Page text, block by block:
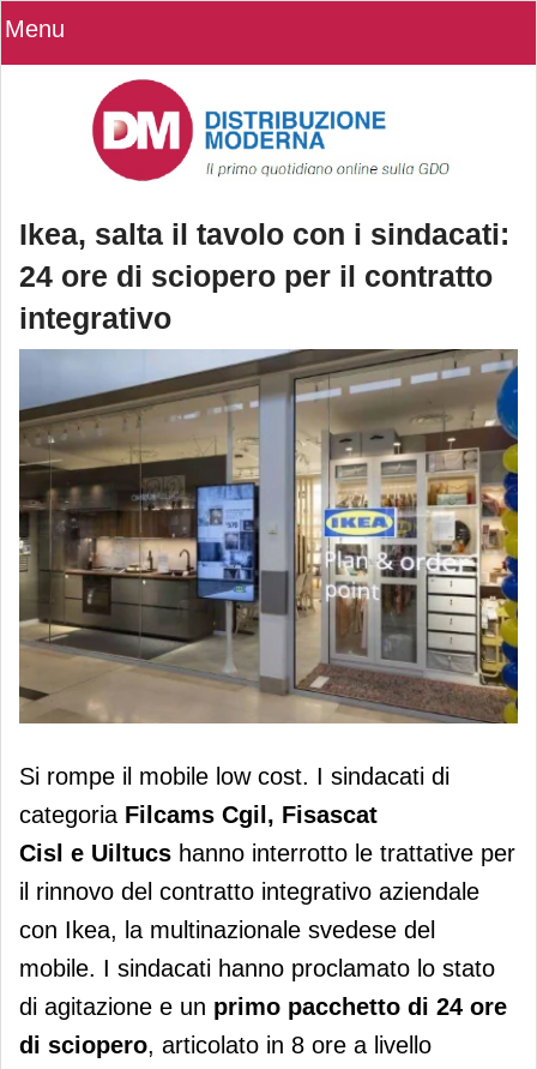
Menu
Ikea, salta il tavolo con i sindacati:
24 ore di sciopero per il contratto
integrativo
Ikea, salta il tavolo con i sindacati: 24
ore di sciopero per il contratto
integrativo
Si rompe il mobile low cost. I sindacati di
categoria Filcams Cgil, Fisascat
Cisl e Uiltucs hanno interrotto le trattative per
il rinnovo del contratto integrativo aziendale
con Ikea, la multinazionale svedese del
mobile. I sindacati hanno proclamato lo stato
di agitazione e un primo pacchetto di 24 ore
di sciopero, articolato in 8 ore a livello